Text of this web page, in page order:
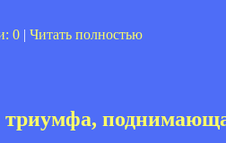
0 | Читать полностью
триумфа,